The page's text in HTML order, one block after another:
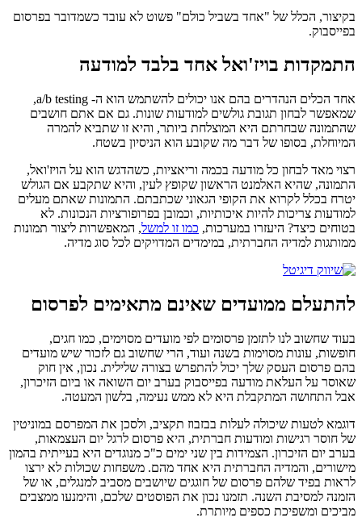
בקיצור, הכלל של "אחד בשביל כולם" פשוט לא עובד כשמדובר בפרסום
בפייסבוק.
התמקדות בויז'ואל אחד בלבד למודעה
אחד הכלים הנהדרים בהם אנו יכולים להשתמש הוא ה- a/b testing,
שמאפשר לבחון תגובת גולשים למודעות שונות. גם אם אתם חושבים
שהתמונה שבחרתם היא המוצלחת ביותר, והיא זו שתביא להמרה
המיוחלת, בסופו של דבר מה שקובע הוא הניסיון בשטח.
רצוי מאד לבחון כל מודעה בכמה וריאציות, כשהדגש הוא על הויז'ואל,
התמונה, שהיא האלמנט הראשון שקופץ לעין, והיא שתקבע אם הגולש
יטרח בכלל לקרוא את הקופי הגאוני שכתבתם. התמונות שאתם מעלים
למודעות צריכות להיות איכותיות, וכמובן בפרופורציות הנכונות. לא
בטוחים כיצד? היעזרו במערכות, כמו זו למשל, המאפשרות ליצור תמונות
ממותגות למדיה החברתית, במימדים המדויקים לכל סוג מדיה.
להתעלם ממועדים שאינם מתאימים לפרסום
בעוד שחשוב לנו לתזמן פרסומים לפי מועדים מסוימים, כמו חגים,
חופשות, עונות מסוימות בשנה ועוד, הרי שחשוב גם לזכור שיש מועדים
בהם פרסום העסק שלך יכול להתפרש בצורה שלילית. נכון, אין חוק
שאוסר על העלאת מודעה בפייסבוק בערב יום השואה או ביום הזיכרון,
אבל התחושה המתקבלת היא לא ממש נעימה, בלשון המעטה.
דוגמא לטעות שיכולה לעלות בבזבוז תקציב, ולסכן את המפרסם במוניטין
של חוסר רגישות ומודעות חברתית, היא פרסום לרגל יום העצמאות,
בערב יום הזיכרון. הצמידות בין שני ימים כ"כ מנוגדים היא בעייתית בהמון
מישורים, והמדיה החברתית היא אחד מהם. משפחות שכולות לא ירצו
לראות בפיד שלהם פרסום של חוגגים שיושבים מסביב למנגלים, או של
הזמנה למסיבת השנה. תזמנו נכון את הפוסטים שלכם, והימנעו ממצבים
מביכים ומשפיכת כספים מיותרת.